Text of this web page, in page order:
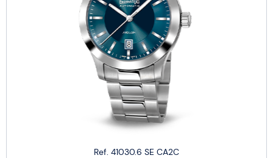
Ref. 41030.6 SE CA2C